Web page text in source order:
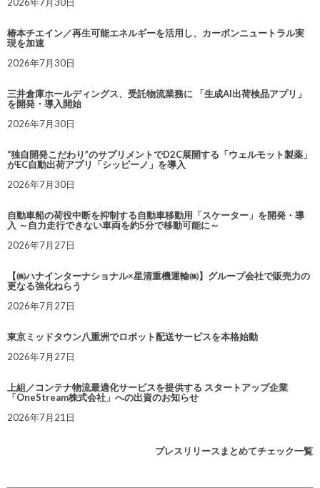
2026年7月30日
椿本チエイン／再生可能エネルギーを活用し、カーボンニュートラル実
現を加速
2026年7月30日
三井倉庫ホールディングス、受託物流業務に 「生成AI出荷検品アプリ」
を開発・導入開始
2026年7月30日
“独自開発こだわり”のサプリメントでD2C展開する「ウェルモット製薬」
がEC自動出荷アプリ「シッピーノ」を導入
2026年7月30日
自動車船の荷役中断を抑制する自動車移動用「スケーター」を開発・導
入 ～自力走行できない車両を約5分で移動可能に～
2026年7月27日
【㈱ハナインターナショナル×星清重機運輸㈱】グループ会社で販売力の
更なる強化ねらう
2026年7月27日
東京ミッドタウン八重洲でロボット配送サービスを本格始動
2026年7月27日
上組／コンテナ物流最適化サービスを提供する スタートアップ企業
「OneStream株式会社」への出資のお知らせ
2026年7月21日
プレスリリースまとめてチェック一覧